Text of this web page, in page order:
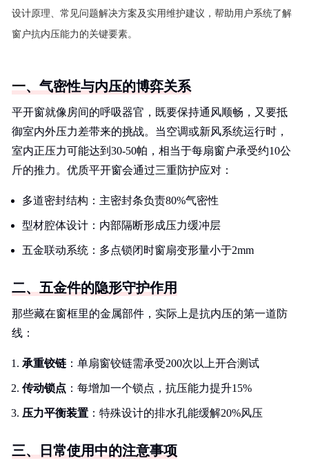
设计原理、常见问题解决方案及实用维护建议，帮助用户系统了解
窗户抗内压能力的关键要素。
一、气密性与内压的博弈关系
平开窗就像房间的呼吸器官，既要保持通风顺畅，又要抵
御室内外压力差带来的挑战。当空调或新风系统运行时，
室内正压力可能达到30-50帕，相当于每扇窗户承受约10公
斤的推力。优质平开窗会通过三重防护应对：
多道密封结构：主密封条负责80%气密性
型材腔体设计：内部隔断形成压力缓冲层
五金联动系统：多点锁闭时窗扇变形量小于2mm
二、五金件的隐形守护作用
那些藏在窗框里的金属部件，实际上是抗内压的第一道防
线：
承重铰链 ：单扇窗铰链需承受200次以上开合测试
传动锁点 ：每增加一个锁点，抗压能力提升15%
压力平衡装置 ：特殊设计的排水孔能缓解20%风压
三、日常使用中的注意事项